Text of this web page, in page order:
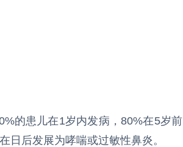
的患儿在1岁内发病，80%在5岁前
日后发展为哮喘或过敏性鼻炎。